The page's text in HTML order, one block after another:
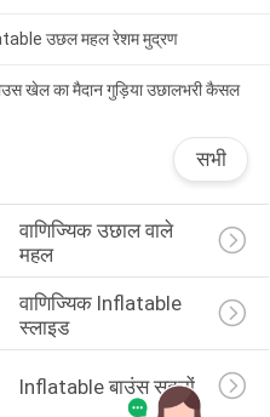
उछल महल रेशम मुद्रण
खेल का मैदान गुड़िया उछालभरी कैसल
सभी
वाणिज्यिक उछाल वाले
महल
वाणिज्यिक Inflatable
स्लाइड
Inflatable बाउंस सदनों